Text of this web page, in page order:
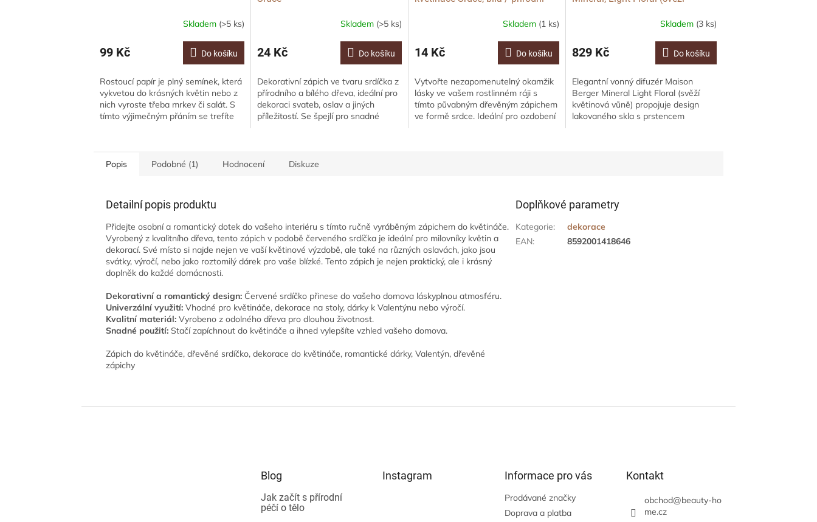
Skladem (>5 ks)
99 Kč Do košíku
Rostoucí papír je plný semínek, která
vykvetou do krásných květin nebo z
nich vyroste třeba mrkev či salát. S
tímto výjimečným přáním se trefíte
Skladem (>5 ks)
24 Kč Do košíku
Dekorativní zápich ve tvaru srdíčka z
přírodního a bílého dřeva, ideální pro
dekoraci svateb, oslav a jiných
příležitostí. Se špejlí pro snadné
Skladem (1 ks)
14 Kč Do košíku
Vytvořte nezapomenutelný okamžik
lásky ve vašem rostlinném ráji s
tímto půvabným dřevěným zápichem
ve formě srdce. Ideální pro ozdobení
Skladem (3 ks)
829 Kč Do košíku
Elegantní vonný difuzér Maison
Berger Mineral Light Floral (svěží
květinová vůně) propojuje design
lakovaného skla s prstencem
Popis Podobné (1) Hodnocení Diskuze
Detailní popis produktu
Přidejte osobní a romantický dotek do vašeho interiéru s tímto ručně vyráběným zápichem do květináče.
Vyrobený z kvalitního dřeva, tento zápich v podobě červeného srdíčka je ideální pro milovníky květin a
dekorací. Své místo si najde nejen ve vaší květinové výzdobě, ale také na různých oslavách, jako jsou
svátky, výročí, nebo jako roztomilý dárek pro vaše blízké. Tento zápich je nejen praktický, ale i krásný
doplněk do každé domácnosti.
Dekorativní a romantický design: Červené srdíčko přinese do vašeho domova láskyplnou atmosféru.
Univerzální využití: Vhodné pro květináče, dekorace na stoly, dárky k Valentýnu nebo výročí.
Kvalitní materiál: Vyrobeno z odolného dřeva pro dlouhou životnost.
Snadné použití: Stačí zapíchnout do květináče a ihned vylepšíte vzhled vašeho domova.
Zápich do květináče, dřevěné srdíčko, dekorace do květináče, romantické dárky, Valentýn, dřevěné
zápichy
Doplňkové parametry
Kategorie:
dekorace
EAN: 8592001418646
Blog
Jak začít s přírodní
péčí o tělo
Instagram Informace pro vás
Prodávané značky
Doprava a platba
Kontakt
obchod@beauty-ho
me.cz